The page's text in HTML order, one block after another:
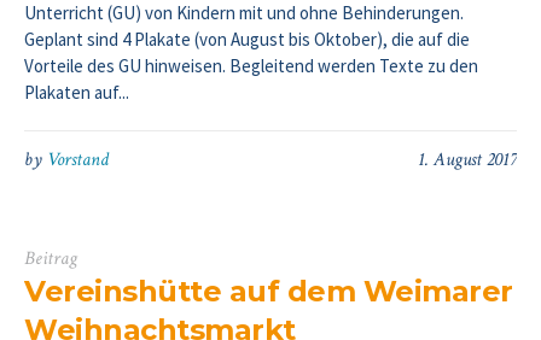
Unterricht (GU) von Kindern mit und ohne Behinderungen.
Geplant sind 4 Plakate (von August bis Oktober), die auf die
Vorteile des GU hinweisen. Begleitend werden Texte zu den
Plakaten auf...
1. August 2017
by Vorstand
Beitrag
Vereinshütte auf dem Weimarer
Weihnachtsmarkt